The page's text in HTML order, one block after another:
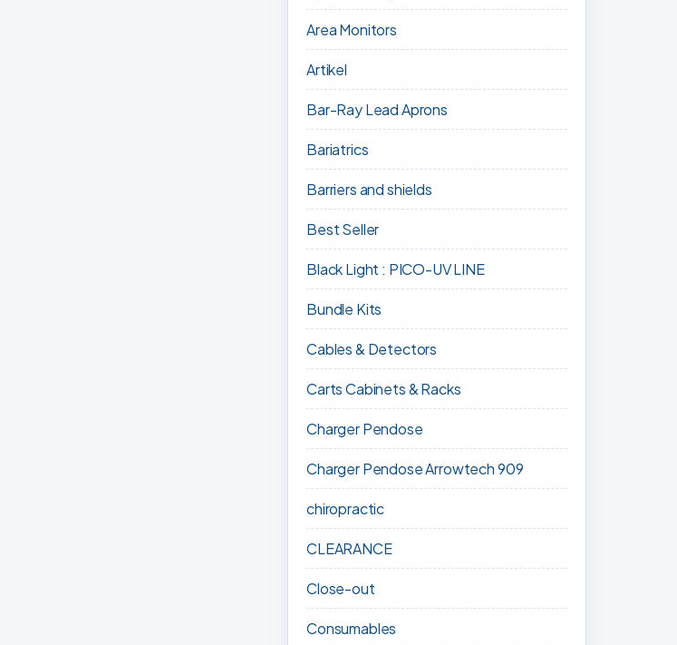
Area Monitors
Artikel
Bar-Ray Lead Aprons
Bariatrics
Barriers and shields
Best Seller
Black Light : PICO-UV LINE
Bundle Kits
Cables & Detectors
Carts Cabinets & Racks
Charger Pendose
Charger Pendose Arrowtech 909
chiropractic
CLEARANCE
Close-out
Consumables